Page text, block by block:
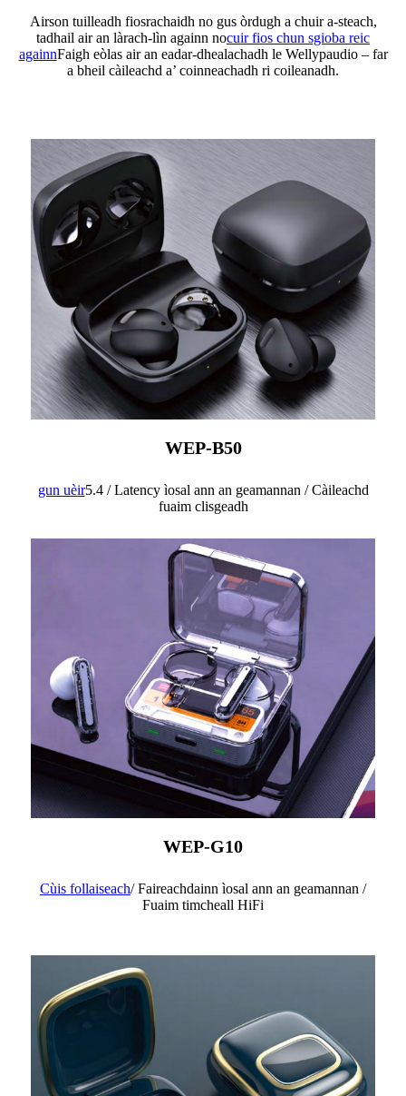
Airson tuilleadh fiosrachaidh no gus òrdugh a chuir a-steach,
tadhail air an làrach-lìn againn nocuir fios chun sgioba reic
againnFaigh eòlas air an eadar-dhealachadh le Wellypaudio – far
a bheil càileachd a’ coinneachadh ri coileanadh.
WEP-B50
gun uèir5.4 / Latency ìosal ann an geamannan / Càileachd
fuaim clisgeadh
WEP-G10
Cùis follaiseach/ Faireachdainn ìosal ann an geamannan /
Fuaim timcheall HiFi